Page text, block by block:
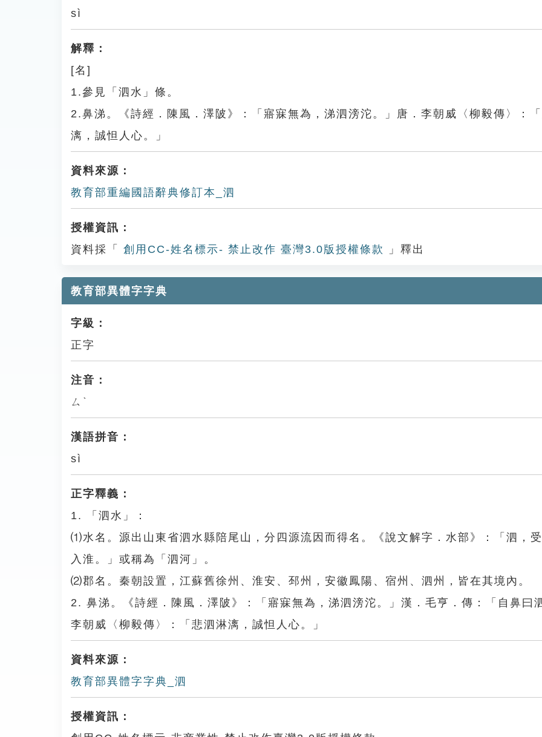
sì
解釋：
[名]
1.參見「泗水」條。
2.鼻涕。《詩經．陳風．澤陂》：「寤寐無為，涕泗滂沱。」唐．李朝威〈柳毅傳〉：
漓，誠怛人心。」
資料來源：
教育部重編國語辭典修訂本_泗
授權資訊：
資料採「
創用CC-姓名標示- 禁止改作 臺灣3.0版授權條款 」釋出
教育部異體字字典
字級：
正字
注音：
ㄙˋ
漢語拼音：
sì
正字釋義：
1. 「泗水」：
⑴水名。源出山東省泗水縣陪尾山，分四源流因而得名。《說文解字．水部》：「泗，
入淮。」或稱為「泗河」。
⑵郡名。秦朝設置，江蘇舊徐州、淮安、邳州，安徽鳳陽、宿州、泗州，皆在其境內。
2. 鼻涕。《詩經．陳風．澤陂》：「寤寐無為，涕泗滂沱。」漢．毛亨．傳：「自鼻曰
李朝威〈柳毅傳〉：「悲泗淋漓，誠怛人心。」
資料來源：
教育部異體字字典_泗
授權資訊：